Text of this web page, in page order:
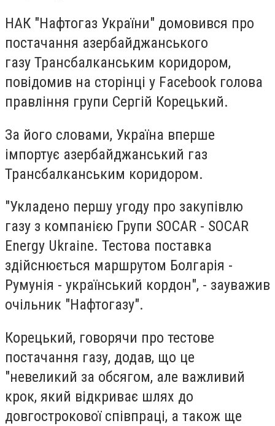
НАК "Нафтогаз України" домовився про
постачання азербайджанського
газу Трансбалканським коридором,
повідомив на сторінці у Facebook голова
правління групи Сергій Корецький.
За його словами, Україна вперше
імпортує азербайджанський газ
Трансбалканським коридором.
"Укладено першу угоду про закупівлю
газу з компанією Групи SOCAR - SOCAR
Energy Ukraine. Тестова поставка
здійснюється маршрутом Болгарія -
Румунія - український кордон", - зауважив
очільник "Нафтогазу".
Корецький, говорячи про тестове
постачання газу, додав, що це
"невеликий за обсягом, але важливий
крок, який відкриває шлях до
довгострокової співпраці, а також ще